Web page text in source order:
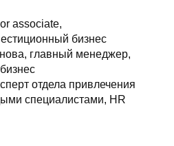
associate,
бизнес
главный менеджер,
отдела привлечения
специалистами, HR